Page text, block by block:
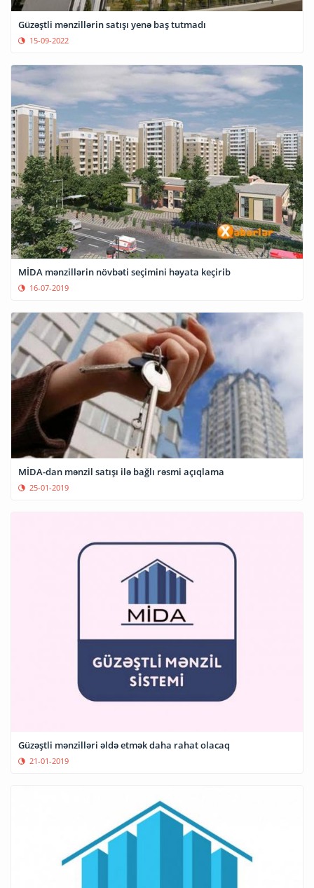
Güzəştli mənzillərin satışı yenə baş tutmadı
15-09-2022
MİDA mənzillərin növbəti seçimini həyata keçirib
16-07-2019
MİDA-dan mənzil satışı ilə bağlı rəsmi açıqlama
25-01-2019
Güzəştli mənzilləri əldə etmək daha rahat olacaq
21-01-2019